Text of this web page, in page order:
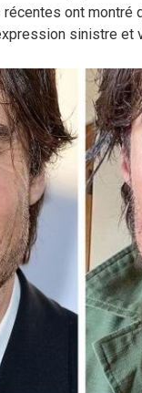
ont montré
sinistre et